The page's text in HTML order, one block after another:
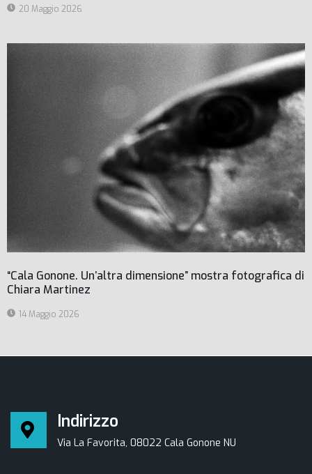
20 Maggio 2026
“Cala Gonone. Un’altra dimensione” mostra fotografica di
Chiara Martinez
14 Maggio 2026
Indirizzo
Via La Favorita, 08022 Cala Gonone NU